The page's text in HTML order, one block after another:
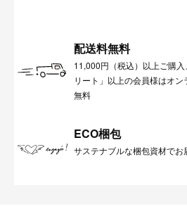
配送料無料
11,000円（税込）以上ご購
リート」以上の会員様はオ
無料
ECO梱包
サステナブルな梱包資材でお